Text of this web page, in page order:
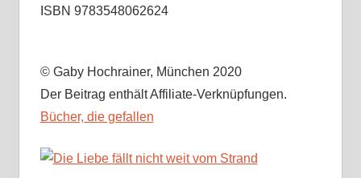
ISBN 9783548062624
© Gaby Hochrainer, München 2020
Der Beitrag enthält Affiliate-Verknüpfungen.
Bücher, die gefallen